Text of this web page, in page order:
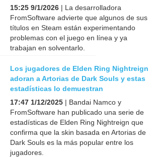
15:25 9/1/2026 | La desarrolladora
FromSoftware advierte que algunos de sus
títulos en Steam están experimentando
problemas con el juego en línea y ya
trabajan en solventarlo.
Los jugadores de Elden Ring Nightreign
adoran a Artorias de Dark Souls y estas
estadísticas lo demuestran
17:47 1/12/2025 | Bandai Namco y
FromSoftware han publicado una serie de
estadísticas de Elden Ring Nightreign que
confirma que la skin basada en Artorias de
Dark Souls es la más popular entre los
jugadores.